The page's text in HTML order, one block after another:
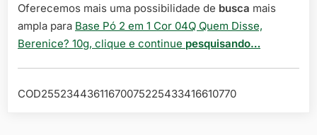
Oferecemos mais uma possibilidade de busca mais
ampla para Base Pó 2 em 1 Cor 04Q Quem Disse,
Berenice? 10g, clique e continue pesquisando…
COD25523443611670075225433416610770